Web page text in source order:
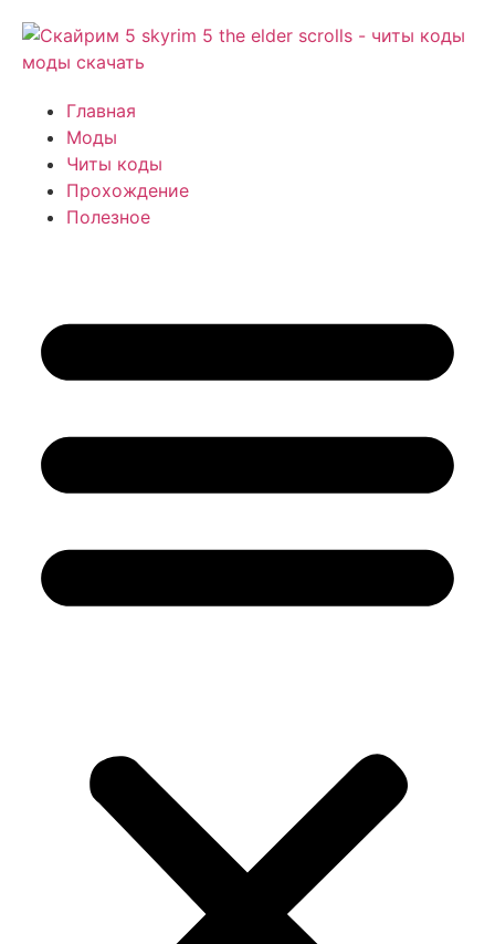
Главная
Моды
Читы коды
Прохождение
Полезное